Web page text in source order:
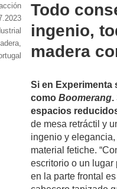
Todo
ingenio,
madera
Si en Experimenta
comoBoomerang.
espacios
de mesa retráctil y
ingenio y
material fetiche.
escritorio o un
en la parte frontal
www.experimenta.es/author/
,